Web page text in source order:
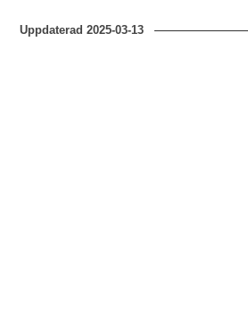
Uppdaterad2025-03-13